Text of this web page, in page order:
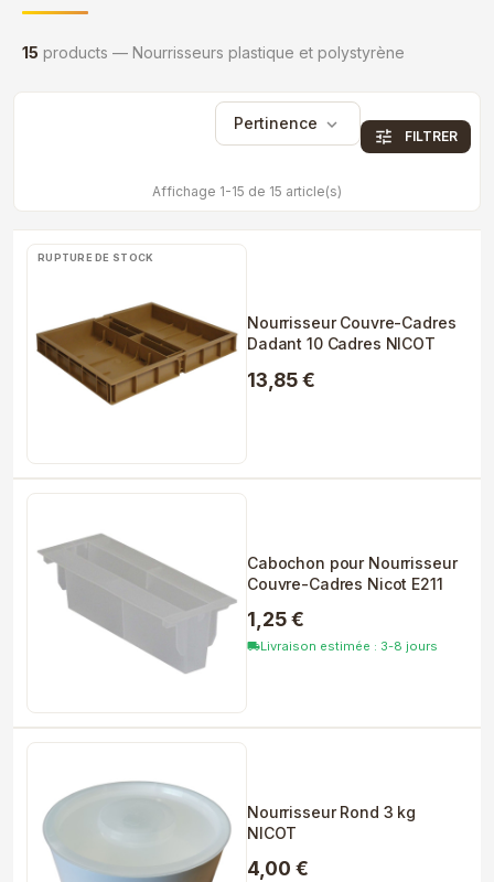
15 products — Nourrisseurs plastique et polystyrène
Pertinence expand_more
tune FILTRER
Affichage 1-15 de 15 article(s)
RUPTURE DE STOCK
Nourrisseur Couvre-Cadres
Dadant 10 Cadres NICOT
13,85 €
Cabochon pour Nourrisseur
Couvre-Cadres Nicot E211
1,25 €
local_shippingLivraison estimée : 3-8 jours
Nourrisseur Rond 3 kg
NICOT
4,00 €